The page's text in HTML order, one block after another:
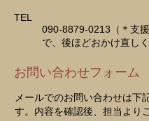
TEL
090-8879-0213（＊支
で、後ほどおかけ直しく
お問い合わせフォーム
メールでのお問い合わせは下
す。内容を確認後、担当より